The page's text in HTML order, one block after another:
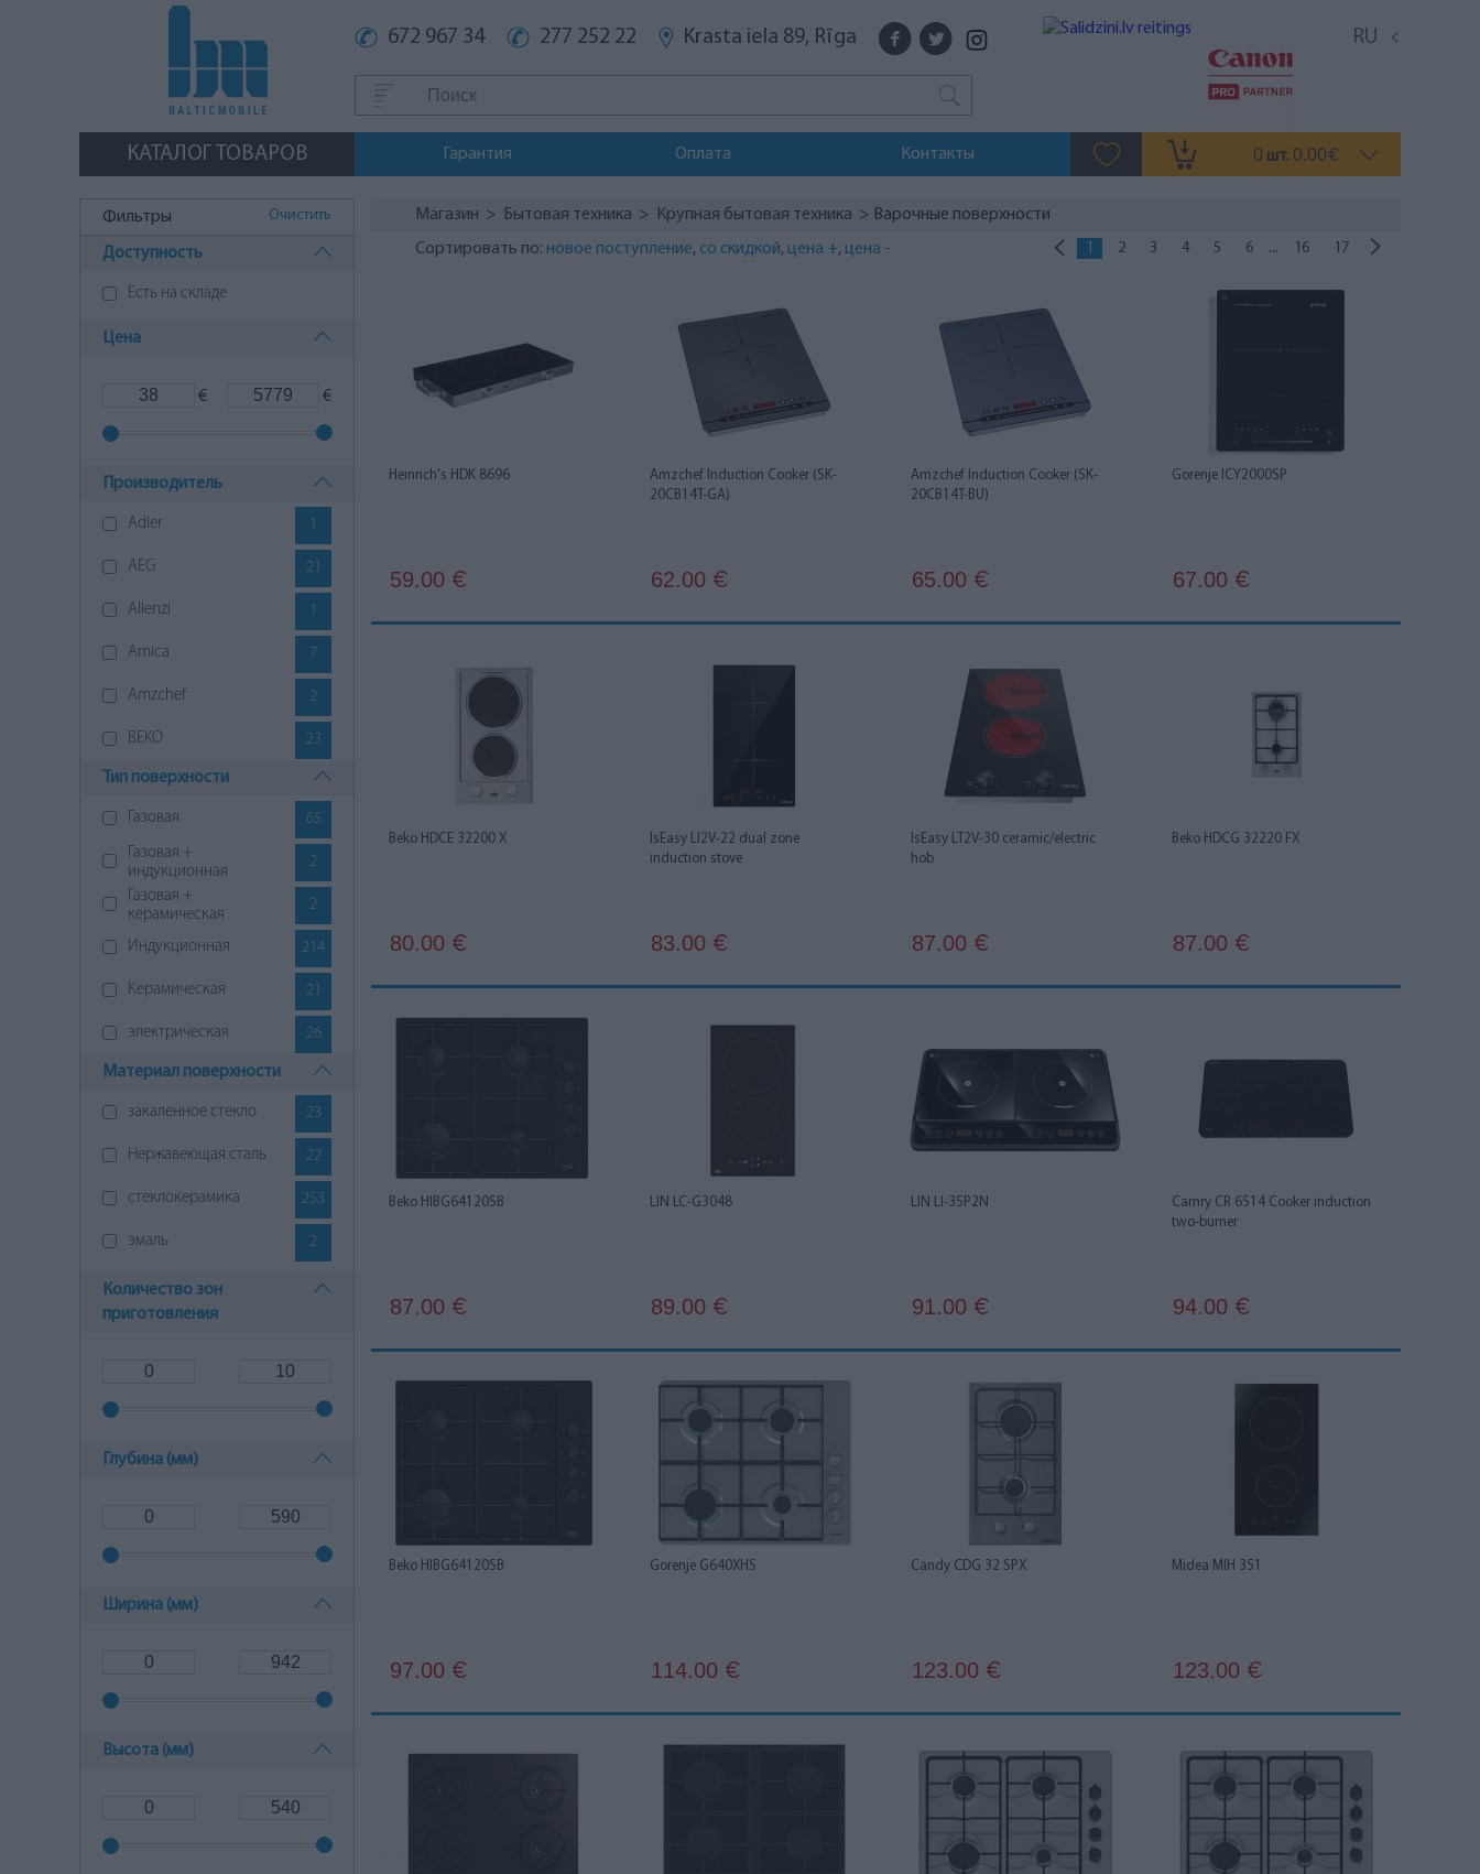
672 967 34 277 252 22 Krasta iela 89, Rīga RU
КАТАЛОГ ТОВАРОВ Гарантия Оплата Контакты 0 шт. 0.00€
Фильтры Очистить
Доступность
Есть на складе
Цена
€ €
Производитель
Adler 1
AEG 21
Allenzi 1
Amica 7
Amzchef 2
BEKO 23
Bosch 73
Candy 4
Cata 7
De Dietrich 1
Electrolux 40
Elica 3
Gaggenau 1
Gorenje
Heinrichs
IsEasy 4
LIN
Miele
Neff
14
Siemens
Тип поверхности
Газовая 65
Газовая +
индукционная
2
Газовая +
керамическая
2
Индукционная 214
Керамическая 21
электрическая 26
Материал поверхности
закаленное стекло 23
Нержавеющая сталь 22
стеклокерамика 253
эмаль 2
Количество зон
приготовления
Глубина (мм)
Ширина (мм)
Высота (мм)
Магазин > Бытовая техника > Крупная бытовая техника > Варочные поверхности
1 2 3 4 5 6 ... 16 17
Сортировать по: новое поступление, со скидкой, цена +, цена -
Heinrich's HDK 8696
59.00 €
Amzchef Induction Cooker (SK-
20CB14T-GA)
62.00 €
Amzchef Induction Cooker (SK-
20CB14T-BU)
65.00 €
Gorenje ICY2000SP
67.00 €
Beko HDCE 32200 X
80.00 €
IsEasy LI2V-22 dual zone
induction stove
83.00 €
IsEasy LT2V-30 ceramic/electric
hob
87.00 €
Beko HDCG 32220 FX
87.00 €
Beko HIBG64120SB
87.00 €
LIN LC-G3048
89.00 €
LIN LI-35P2N
91.00 €
Camry CR 6514 Cooker induction
two-burner
94.00 €
Beko HIBG64120SB
97.00 €
Gorenje G640XHS
114.00 €
Candy CDG 32 SPX
123.00 €
Midea MIH 351
123.00 €